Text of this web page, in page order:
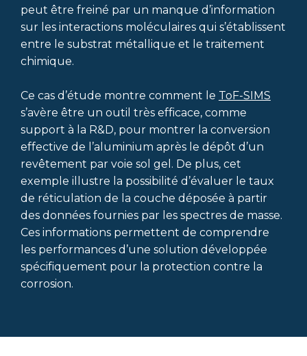
peut être freiné par un manque d’information
sur les interactions moléculaires qui s’établissent
entre le substrat métallique et le traitement
chimique.
Ce cas d’étude montre comment le ToF-SIMS
s’avère être un outil très efficace, comme
support à la R&D, pour montrer la conversion
effective de l’aluminium après le dépôt d’un
revêtement par voie sol gel. De plus, cet
exemple illustre la possibilité d’évaluer le taux
de réticulation de la couche déposée à partir
des données fournies par les spectres de masse.
Ces informations permettent de comprendre
les performances d’une solution développée
spécifiquement pour la protection contre la
corrosion.